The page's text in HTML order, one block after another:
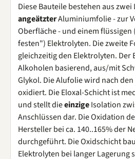
Diese Bauteile bestehen aus zwei
angeätzterAluminiumfolie - zur
Oberfläche - und einem
festen") Elektrolyten. Die zweite
gleichzeitig den Elektrolyten.
Alkoholen basierend, aus/mit
Glykol. Die Alufolie wird nach
oxidiert. Die Eloxal-Schicht ist
und stellt dieeinzigeIsolation
Anschlüssen dar. Die Oxidation
Hersteller bei ca. 140..165% der
durchgeführt. Die Oxidschicht
Elektrolyten bei langer Lagerung